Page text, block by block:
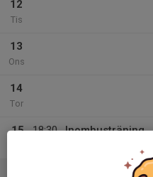
12
Tis
13
Ons
14
Tor
15
18:30
Inomhusträning